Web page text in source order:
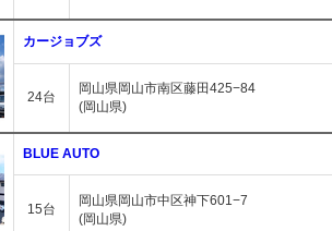
カージョブズ
24台
岡山県岡山市南区藤田425−84
(岡山県)
BLUE AUTO
15台
岡山県岡山市中区神下601−7
(岡山県)